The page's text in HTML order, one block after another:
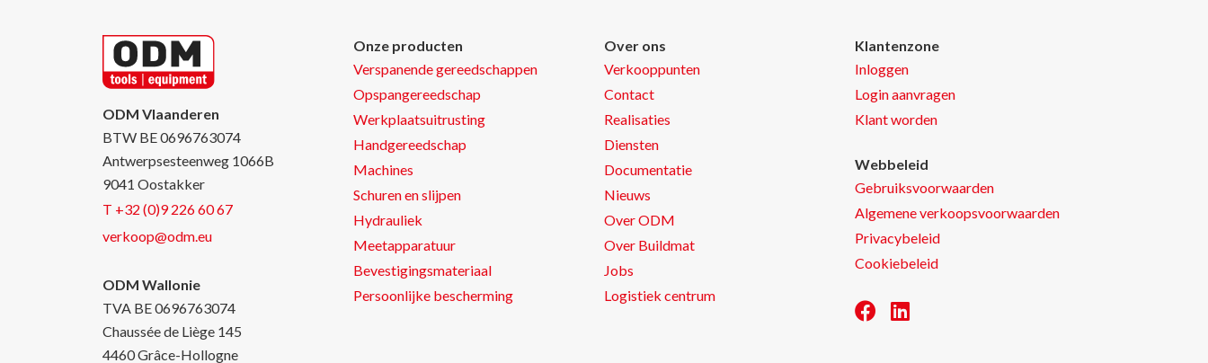
ODM Vlaanderen
BTW BE 0696763074
Antwerpsesteenweg 1066B
9041 Oostakker
T +32 (0)9 226 60 67
verkoop@odm.eu
ODM Wallonie
TVA BE 0696763074
Chaussée de Liège 145
4460 Grâce-Hollogne
Onze producten
Verspanende gereedschappen
Opspangereedschap
Werkplaatsuitrusting
Handgereedschap
Machines
Schuren en slijpen
Hydrauliek
Meetapparatuur
Bevestigingsmateriaal
Persoonlijke bescherming
Over ons
Verkooppunten
Contact
Realisaties
Diensten
Documentatie
Nieuws
Over ODM
Over Buildmat
Jobs
Logistiek centrum
Klantenzone
Inloggen
Login aanvragen
Klant worden
Webbeleid
Gebruiksvoorwaarden
Algemene verkoopsvoorwaarden
Privacybeleid
Cookiebeleid